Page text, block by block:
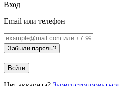
Вход
Email или телефон
Забыли пароль?
Войти